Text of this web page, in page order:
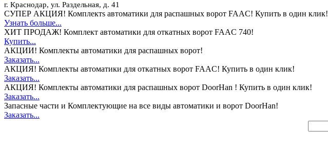
г. Краснодар, ул. Раздельная, д. 41
СУПЕР АКЦИЯ! Комплектs автоматики для распашных ворот FAAC! Купить в один клик!
Узнать больше...
ХИТ ПРОДАЖ! Комплект автоматики для откатных ворот FAAC 740!
Купить...
АКЦИИ! Комплекты автоматики для распашных ворот!
Заказать...
АКЦИЯ! Комплекты автоматики для откатных ворот FAAC! Купить в один клик!
Заказать...
АКЦИЯ! Комплекты автоматики для распашных ворот DoorHan ! Купить в один клик!
Заказать...
Запасные части и Комплектующие на все виды автоматики и ворот DoorHan!
Заказать...